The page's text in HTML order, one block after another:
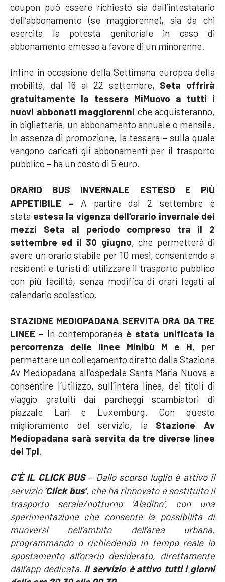
coupon può essere richiesto sia dall’intestatario
dell’abbonamento (se maggiorenne), sia da chi
esercita la potestà genitoriale in caso di
abbonamento emesso a favore di un minorenne.
Infine in occasione della Settimana europea della
mobilità, dal 16 al 22 settembre, Seta offrirà
gratuitamente la tessera MiMuovo a tutti i
nuovi abbonati maggiorenni che acquisteranno,
in biglietteria, un abbonamento annuale o mensile.
In assenza di promozione, la tessera – sulla quale
vengono caricati gli abbonamenti per il trasporto
pubblico – ha un costo di 5 euro.
ORARIO BUS INVERNALE ESTESO E PIÙ
APPETIBILE – A partire dal 2 settembre è
stata estesa la vigenza dell’orario invernale dei
mezzi Seta al periodo compreso tra il 2
settembre ed il 30 giugno, che permetterà di
avere un orario stabile per 10 mesi, consentendo a
residenti e turisti di utilizzare il trasporto pubblico
con più facilità, senza modifica di orari legati al
calendario scolastico.
STAZIONE MEDIOPADANA SERVITA ORA DA TRE
LINEE – In contemporanea è stata unificata la
percorrenza delle linee Minibù M e H, per
permettere un collegamento diretto dalla Stazione
Av Mediopadana all’ospedale Santa Maria Nuova e
consentire l’utilizzo, sull’intera linea, dei titoli di
viaggio gratuiti dai parcheggi scambiatori di
piazzale Lari e Luxemburg. Con questo
miglioramento del servizio, la Stazione Av
Mediopadana sarà servita da tre diverse linee
del Tpl.
C’È IL CLICK BUS– Dallo scorso luglio è attivo il
servizio ‘Click bus’, che ha rinnovato e sostituito il
trasporto serale/notturno ‘Aladino’, con una
sperimentazione che consente la possibilità di
muoversi nell’ambito dell’area urbana,
programmando o richiedendo in tempo reale lo
spostamento all’orario desiderato, direttamente
dall’app dedicata. Il servizio è attivo tutti i giorni